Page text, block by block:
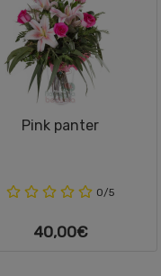
Pink panter
0/5
40,00€